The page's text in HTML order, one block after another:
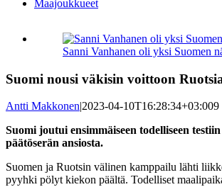
Maajoukkueet
Sanni Vanhanen oli yksi Suomen
Suomi nousi väkisin voittoon
Antti Makkonen|2023-04-10T16:28:34+03:009
Suomi joutui ensimmäiseen todelliseen
päätöserän ansiosta.
Suomen ja Ruotsin välinen kamppailu lähti
pyyhki pölyt kiekon päältä. Todelliset